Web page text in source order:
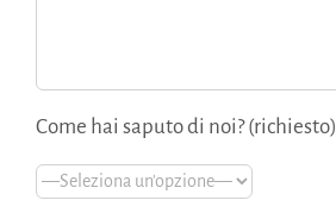
Come hai saputo di noi? (richiesto)